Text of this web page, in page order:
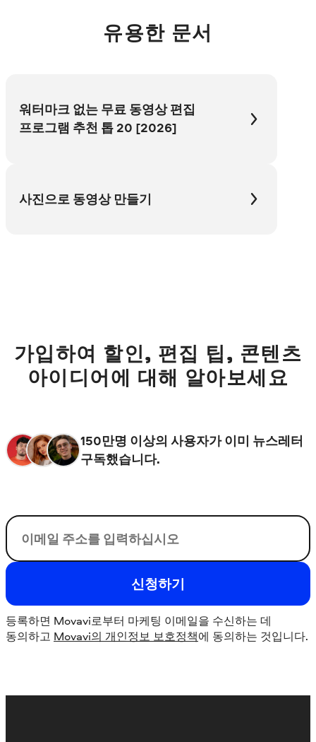
유용한 문서
워터마크 없는 무료 동영상 편집
프로그램 추천 톱 20 [2026]
사진으로 동영상 만들기
가입하여 할인, 편집 팁, 콘텐츠
아이디어에 대해 알아보세요
150만명 이상의 사용자가 이미 뉴스레터
구독했습니다.
이메일
신청하기
등록하면 Movavi로부터 마케팅 이메일을 수신하는 데
동의하고 Movavi의 개인정보 보호정책에 동의하는 것입니다.